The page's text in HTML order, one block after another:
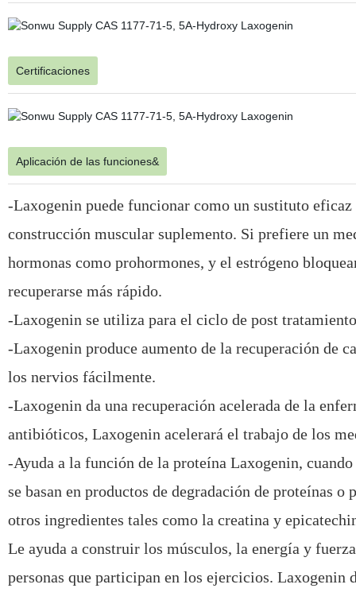
Certificaciones
Aplicación de las funciones&
-Laxogenin puede funcionar como un sustituto
construcción muscular suplemento. Si prefiere un
hormonas como prohormones, y el estrógeno
recuperarse más rápido.
-Laxogenin se utiliza para el ciclo de post
-Laxogenin produce aumento de la recuperación de
los nervios fácilmente.
-Laxogenin da una recuperación acelerada de la
antibióticos, Laxogenin acelerará el trabajo de los
-Ayuda a la función de la proteína Laxogenin,
se basan en productos de degradación de proteínas
otros ingredientes tales como la creatina y
Le ayuda a construir los músculos, la energía y
personas que participan en los ejercicios. Laxogenin